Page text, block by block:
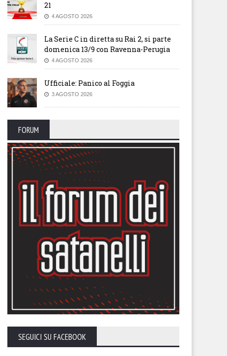
Calendario, sfida con la
con il Cerignola
Il calendario del Foggia
21
4 AGOSTO 2026
La Serie C in diretta su Rai 2, si parte
domenica 13/9 con Ravenna-Perugia
4 AGOSTO 2026
Ufficiale: Panico al Foggia
3 AGOSTO 2026
FORUM
SEGUICI SU FACEBOOK